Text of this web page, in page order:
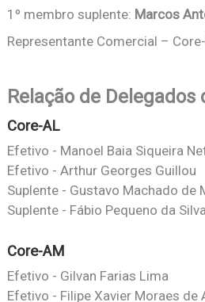
1º membro suplente: Marcos
Representante Comercial –
Relação de Delegados
Core-AL
Efetivo - Manoel Baia Siqueira
Efetivo - Arthur Georges Guillou
Suplente - Gustavo Machado de
Suplente - Fábio Pequeno da Silva
Core-AM
Efetivo - Gilvan Farias Lima
Efetivo - Filipe Xavier Moraes de